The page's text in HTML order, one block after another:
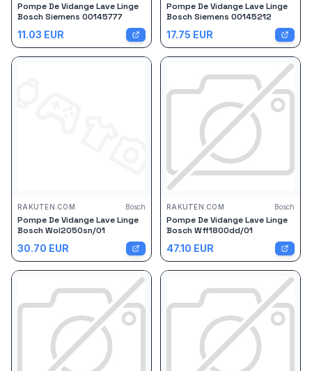
Pompe De Vidange Lave Linge
Bosch Siemens 00145777
11.03 EUR
Pompe De Vidange Lave Linge
Bosch Siemens 00145212
17.75 EUR
RAKUTEN.COM Bosch
Pompe De Vidange Lave Linge
Bosch Wol2050sn/01
30.70 EUR
RAKUTEN.COM Bosch
Pompe De Vidange Lave Linge
Bosch Wff1800dd/01
47.10 EUR